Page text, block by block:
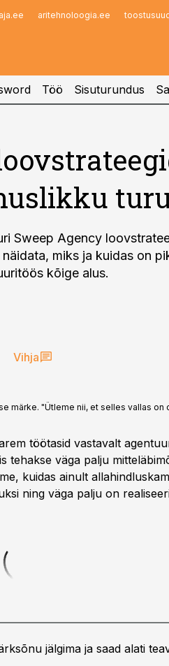
aritehnoloogia.ee
Töö Sisuturundus
Sweep Agency
miks ja kuidas on
kõige alus.
Vihja
märke. "Ütleme nii, et selles vallas
töötasid vastavalt
tehakse väga palju
kuidas ainult
ning väga palju on
jälgima ja saad alati